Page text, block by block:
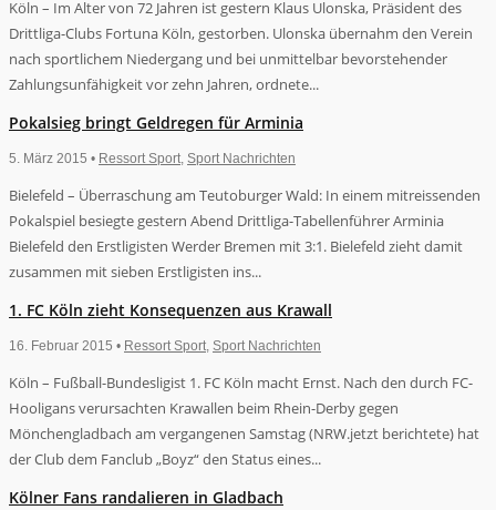
Köln – Im Alter von 72 Jahren ist gestern Klaus Ulonska, Präsident des
Drittliga-Clubs Fortuna Köln, gestorben. Ulonska übernahm den Verein
nach sportlichem Niedergang und bei unmittelbar bevorstehender
Zahlungsunfähigkeit vor zehn Jahren, ordnete...
Pokalsieg bringt Geldregen für Arminia
5. März 2015 • Ressort Sport, Sport Nachrichten
Bielefeld – Überraschung am Teutoburger Wald: In einem mitreissenden
Pokalspiel besiegte gestern Abend Drittliga-Tabellenführer Arminia
Bielefeld den Erstligisten Werder Bremen mit 3:1. Bielefeld zieht damit
zusammen mit sieben Erstligisten ins...
1. FC Köln zieht Konsequenzen aus Krawall
16. Februar 2015 • Ressort Sport, Sport Nachrichten
Köln – Fußball-Bundesligist 1. FC Köln macht Ernst. Nach den durch FC-
Hooligans verursachten Krawallen beim Rhein-Derby gegen
Mönchengladbach am vergangenen Samstag (NRW.jetzt berichtete) hat
der Club dem Fanclub „Boyz“ den Status eines...
Kölner Fans randalieren in Gladbach